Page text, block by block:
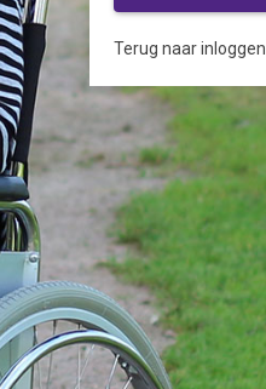
Terug naar inloggen